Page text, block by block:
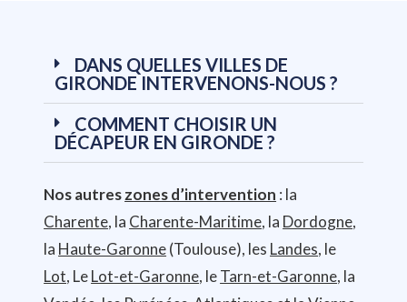
DANS QUELLES VILLES DE
GIRONDE INTERVENONS-NOUS ?
COMMENT CHOISIR UN
DÉCAPEUR EN GIRONDE ?
Nos autreszones d’intervention : la
Charente, la Charente-Maritime, la Dordogne,
la Haute-Garonne(Toulouse), les Landes, le
Lot, LeLot-et-Garonne, leTarn-et-Garonne, la